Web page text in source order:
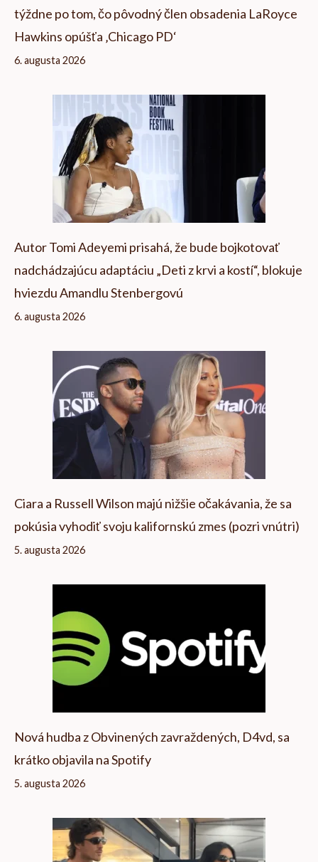
týždne po tom, čo pôvodný člen obsadenia LaRoyce
Hawkins opúšťa ‚Chicago PD‘
6. augusta 2026
Autor Tomi Adeyemi prisahá, že bude bojkotovať
nadchádzajúcu adaptáciu „Deti z krvi a kostí“, blokuje
hviezdu Amandlu Stenbergovú
6. augusta 2026
Ciara a Russell Wilson majú nižšie očakávania, že sa
pokúsia vyhodiť svoju kalifornskú zmes (pozri vnútri)
5. augusta 2026
Nová hudba z Obvinených zavraždených, D4vd, sa
krátko objavila na Spotify
5. augusta 2026